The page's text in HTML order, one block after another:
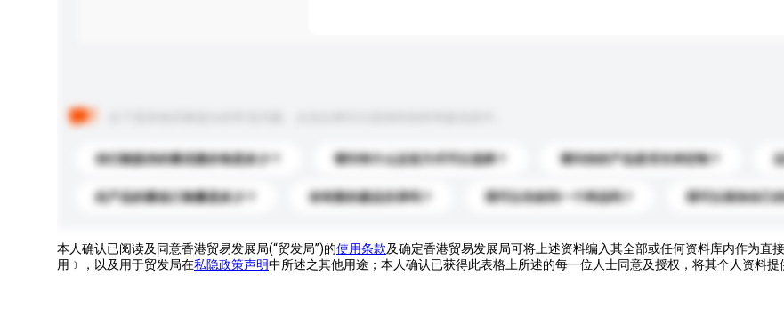
你们能提供的最优惠价格是多少？ 请问有什么运送方式可以选择？ 请问你的产品是否支持定制？
此产品的最低订购量是多少？ 你有新的產品目录吗？ 我可以先收到一个样品吗？ 我可以添加自己
本人确认已阅读及同意香港贸易发展局(“贸发局”)的使用条款及确定香港贸易发展局可将上述资料编入其全部或任何资料库内作为
用﹞，以及用于贸发局在私隐政策声明中所述之其他用途；本人确认已获得此表格上所述的每一位人士同意及授权，将其个人资料提